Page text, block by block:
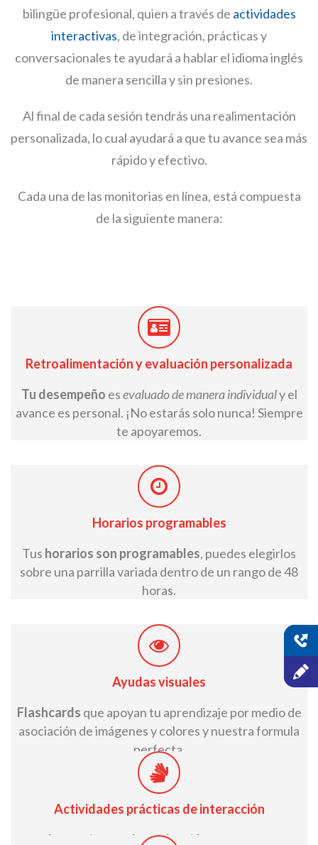
bilingüe profesional, quien a través de actividades
interactivas, de integración, prácticas y
conversacionales te ayudará a hablar el idioma inglés
de manera sencilla y sin presiones.
Al final de cada sesión tendrás una realimentación
personalizada, lo cual ayudará a que tu avance sea más
rápido y efectivo.
Cada una de las monitorias en línea, está compuesta
de la siguiente manera:
Retroalimentación y evaluación personalizada
Tu desempeño esevaluado de manera individualy el
avance es personal. ¡No estarás solo nunca! Siempre
te apoyaremos.
Horarios programables
Tus horarios son programables, puedes elegirlos
sobre una parrilla variada dentro de un rango de 48
horas.
Ayudas visuales
Flashcards que apoyan tu aprendizaje por medio de
asociación de imágenes y colores y nuestra formula
perfecta.
Actividades prácticas de interacción
herramientas de evaluación